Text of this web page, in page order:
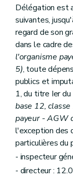
Délégation est
suivantes,
regard de son
dans le cadre
l'organisme
5), toute
publics et
1, du titre Ier
base 12,
payeur - AGW
l'exception des
particulières du
- inspecteur
- directeur :